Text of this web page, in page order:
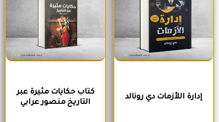
إدارة اللأزمات دي رونالد
كتاب حكايات مثيرة عبر
التاريخ منصور عرابي